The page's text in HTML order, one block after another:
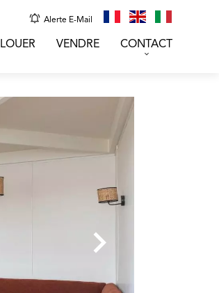
Alerte E-Mail
LOUER VENDRE CONTACT